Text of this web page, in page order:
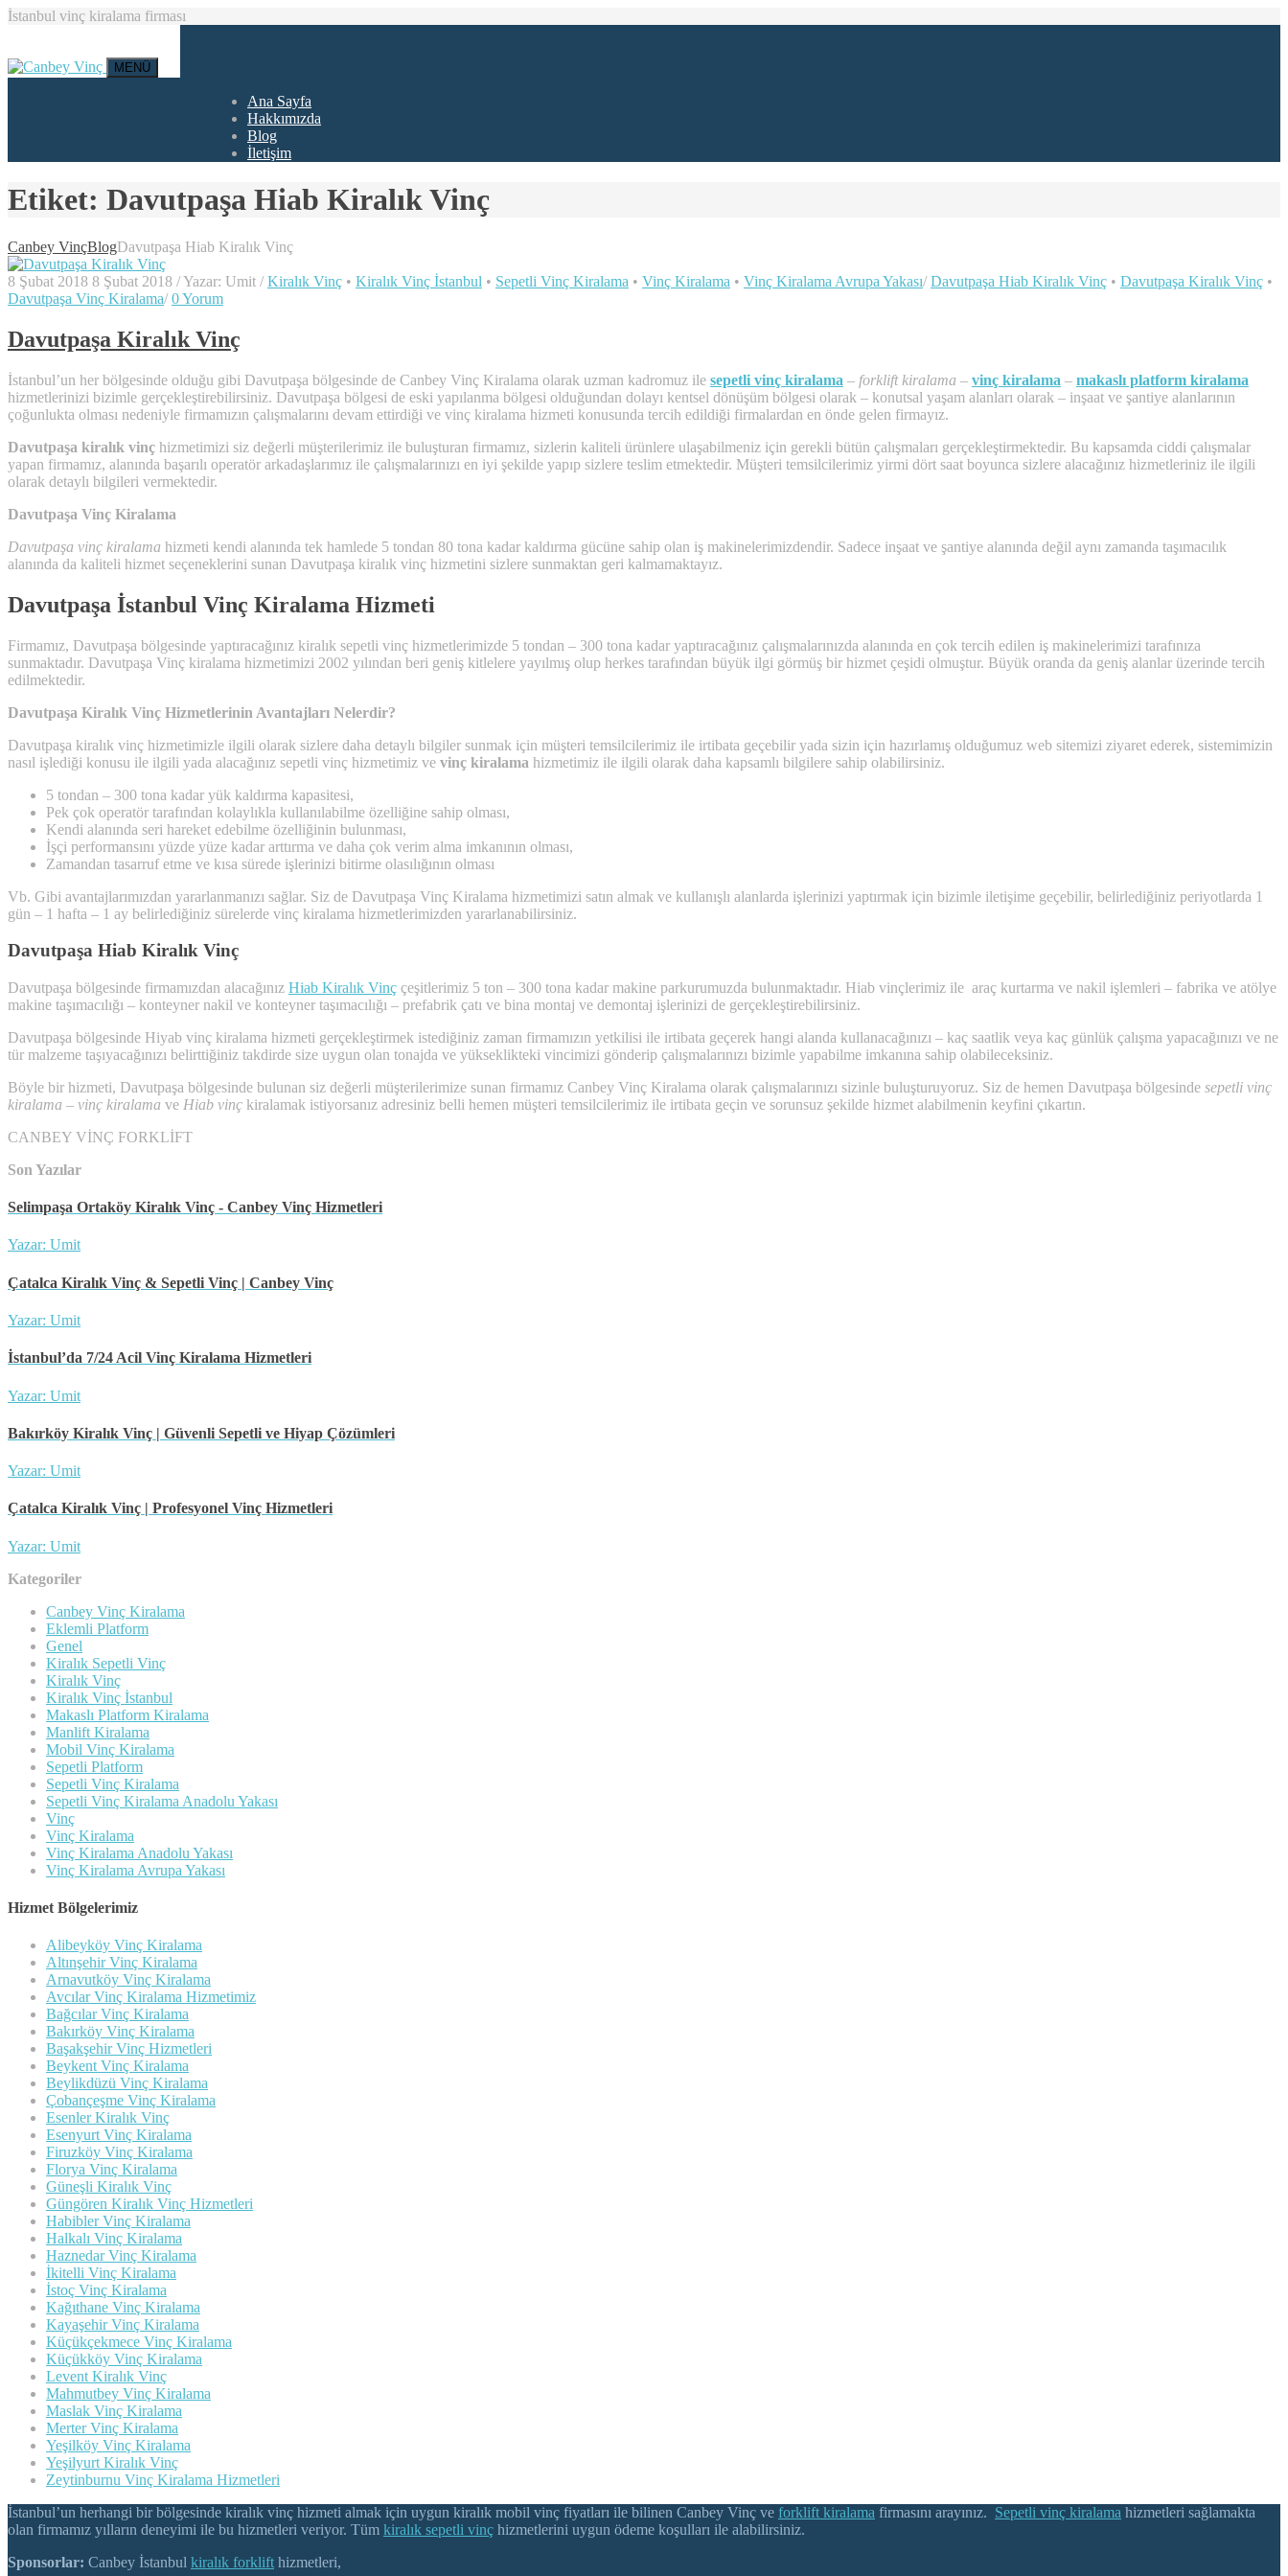
İstanbul vinç kiralama firması
MENÜ
Ana Sayfa
Hakkımızda
Blog
İletişim
Etiket: Davutpaşa Hiab Kiralık Vinç
Canbey VinçBlogDavutpaşa Hiab Kiralık Vinç
8 Şubat 2018 8 Şubat 2018 /Yazar: Umit / Kiralık Vinç • Kiralık Vinç İstanbul • Sepetli Vinç Kiralama • Vinç Kiralama • Vinç Kiralama Avrupa Yakası/ Davutpaşa Hiab Kiralık Vinç • Davutpaşa Kiralık Vinç •
Davutpaşa Vinç Kiralama/ 0 Yorum
Davutpaşa Kiralık Vinç
İstanbul’un her bölgesinde olduğu gibi Davutpaşa bölgesinde de Canbey Vinç Kiralama olarak uzman kadromuz ile sepetli vinç kiralama – forklift kiralama – vinç kiralama – makaslı platform kiralama
hizmetlerinizi bizimle gerçekleştirebilirsiniz. Davutpaşa bölgesi de eski yapılanma bölgesi olduğundan dolayı kentsel dönüşüm bölgesi olarak – konutsal yaşam alanları olarak – inşaat ve şantiye alanlarının
çoğunlukta olması nedeniyle firmamızın çalışmalarını devam ettirdiği ve vinç kiralama hizmeti konusunda tercih edildiği firmalardan en önde gelen firmayız.
Davutpaşa kiralık vinç hizmetimizi siz değerli müşterilerimiz ile buluşturan firmamız, sizlerin kaliteli ürünlere ulaşabilmeniz için gerekli bütün çalışmaları gerçekleştirmektedir. Bu kapsamda ciddi çalışmalar
yapan firmamız, alanında başarılı operatör arkadaşlarımız ile çalışmalarınızı en iyi şekilde yapıp sizlere teslim etmektedir. Müşteri temsilcilerimiz yirmi dört saat boyunca sizlere alacağınız hizmetleriniz ile ilgili
olarak detaylı bilgileri vermektedir.
Davutpaşa Vinç Kiralama
Davutpaşa vinç kiralama hizmeti kendi alanında tek hamlede 5 tondan 80 tona kadar kaldırma gücüne sahip olan iş makinelerimizdendir. Sadece inşaat ve şantiye alanında değil aynı zamanda taşımacılık
alanında da kaliteli hizmet seçeneklerini sunan Davutpaşa kiralık vinç hizmetini sizlere sunmaktan geri kalmamaktayız.
Davutpaşa İstanbul Vinç Kiralama Hizmeti
Firmamız, Davutpaşa bölgesinde yaptıracağınız kiralık sepetli vinç hizmetlerimizde 5 tondan – 300 tona kadar yaptıracağınız çalışmalarınızda alanında en çok tercih edilen iş makinelerimizi tarafınıza
sunmaktadır. Davutpaşa Vinç kiralama hizmetimizi 2002 yılından beri geniş kitlelere yayılmış olup herkes tarafından büyük ilgi görmüş bir hizmet çeşidi olmuştur. Büyük oranda da geniş alanlar üzerinde tercih
edilmektedir.
Davutpaşa Kiralık Vinç Hizmetlerinin Avantajları Nelerdir?
Davutpaşa kiralık vinç hizmetimizle ilgili olarak sizlere daha detaylı bilgiler sunmak için müşteri temsilcilerimiz ile irtibata geçebilir yada sizin için hazırlamış olduğumuz web sitemizi ziyaret ederek, sistemimizin
nasıl işlediği konusu ile ilgili yada alacağınız sepetli vinç hizmetimiz ve vinç kiralama hizmetimiz ile ilgili olarak daha kapsamlı bilgilere sahip olabilirsiniz.
5 tondan – 300 tona kadar yük kaldırma kapasitesi,
Pek çok operatör tarafından kolaylıkla kullanılabilme özelliğine sahip olması,
Kendi alanında seri hareket edebilme özelliğinin bulunması,
İşçi performansını yüzde yüze kadar arttırma ve daha çok verim alma imkanının olması,
Zamandan tasarruf etme ve kısa sürede işlerinizi bitirme olasılığının olması
Vb. Gibi avantajlarımızdan yararlanmanızı sağlar. Siz de Davutpaşa Vinç Kiralama hizmetimizi satın almak ve kullanışlı alanlarda işlerinizi yaptırmak için bizimle iletişime geçebilir, belirlediğiniz periyotlarda 1
gün – 1 hafta – 1 ay belirlediğiniz sürelerde vinç kiralama hizmetlerimizden yararlanabilirsiniz.
Davutpaşa Hiab Kiralık Vinç
Davutpaşa bölgesinde firmamızdan alacağınız Hiab Kiralık Vinç çeşitlerimiz 5 ton – 300 tona kadar makine parkurumuzda bulunmaktadır. Hiab vinçlerimiz ile araç kurtarma ve nakil işlemleri – fabrika ve atölye
makine taşımacılığı – konteyner nakil ve konteyner taşımacılığı – prefabrik çatı ve bina montaj ve demontaj işlerinizi de gerçekleştirebilirsiniz.
Davutpaşa bölgesinde Hiyab vinç kiralama hizmeti gerçekleştirmek istediğiniz zaman firmamızın yetkilisi ile irtibata geçerek hangi alanda kullanacağınızı – kaç saatlik veya kaç günlük çalışma yapacağınızı ve ne
tür malzeme taşıyacağınızı belirttiğiniz takdirde size uygun olan tonajda ve yükseklikteki vincimizi gönderip çalışmalarınızı bizimle yapabilme imkanına sahip olabileceksiniz.
Böyle bir hizmeti, Davutpaşa bölgesinde bulunan siz değerli müşterilerimize sunan firmamız Canbey Vinç Kiralama olarak çalışmalarınızı sizinle buluşturuyoruz. Siz de hemen Davutpaşa bölgesinde sepetli vinç
kiralama – vinç kiralama ve Hiab vinç kiralamak istiyorsanız adresiniz belli hemen müşteri temsilcilerimiz ile irtibata geçin ve sorunsuz şekilde hizmet alabilmenin keyfini çıkartın.
CANBEY VİNÇ FORKLİFT
Son Yazılar
Selimpaşa Ortaköy Kiralık Vinç - Canbey Vinç Hizmetleri
Yazar: Umit
Çatalca Kiralık Vinç & Sepetli Vinç | Canbey Vinç
Yazar: Umit
İstanbul’da 7/24 Acil Vinç Kiralama Hizmetleri
Yazar: Umit
Bakırköy Kiralık Vinç | Güvenli Sepetli ve Hiyap Çözümleri
Yazar: Umit
Çatalca Kiralık Vinç | Profesyonel Vinç Hizmetleri
Yazar: Umit
Kategoriler
Canbey Vinç Kiralama
Eklemli Platform
Genel
Kiralık Sepetli Vinç
Kiralık Vinç
Kiralık Vinç İstanbul
Makaslı Platform Kiralama
Manlift Kiralama
Mobil Vinç Kiralama
Sepetli Platform
Sepetli Vinç Kiralama
Sepetli Vinç Kiralama Anadolu Yakası
Vinç
Vinç Kiralama
Vinç Kiralama Anadolu Yakası
Vinç Kiralama Avrupa Yakası
Hizmet Bölgelerimiz
Alibeyköy Vinç Kiralama
Altınşehir Vinç Kiralama
Arnavutköy Vinç Kiralama
Avcılar Vinç Kiralama Hizmetimiz
Bağcılar Vinç Kiralama
Bakırköy Vinç Kiralama
Başakşehir Vinç Hizmetleri
Beykent Vinç Kiralama
Beylikdüzü Vinç Kiralama
Çobançeşme Vinç Kiralama
Esenler Kiralık Vinç
Esenyurt Vinç Kiralama
Firuzköy Vinç Kiralama
Florya Vinç Kiralama
Güneşli Kiralık Vinç
Güngören Kiralık Vinç Hizmetleri
Habibler Vinç Kiralama
Halkalı Vinç Kiralama
Haznedar Vinç Kiralama
İkitelli Vinç Kiralama
İstoç Vinç Kiralama
Kağıthane Vinç Kiralama
Kayaşehir Vinç Kiralama
Küçükçekmece Vinç Kiralama
Küçükköy Vinç Kiralama
Levent Kiralık Vinç
Mahmutbey Vinç Kiralama
Maslak Vinç Kiralama
Merter Vinç Kiralama
Yeşilköy Vinç Kiralama
Yeşilyurt Kiralık Vinç
Zeytinburnu Vinç Kiralama Hizmetleri
İstanbul’un herhangi bir bölgesinde kiralık vinç hizmeti almak için uygun kiralık mobil vinç fiyatları ile bilinen Canbey Vinç ve forklift kiralama firmasını arayınız. Sepetli vinç kiralama hizmetleri sağlamakta
olan firmamız yılların deneyimi ile bu hizmetleri veriyor. Tüm kiralık sepetli vinç hizmetlerini uygun ödeme koşulları ile alabilirsiniz.
Sponsorlar: Canbey İstanbul kiralık forklift hizmetleri,